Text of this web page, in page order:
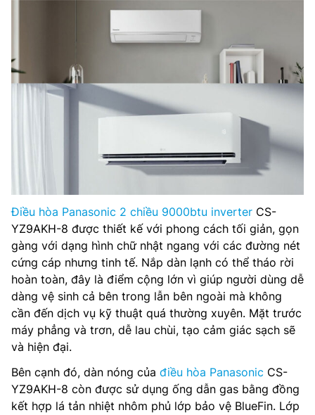
Điều hòa Panasonic 2 chiều 9000btu inverter CS-
YZ9AKH-8 được thiết kế với phong cách tối giản, gọn
gàng với dạng hình chữ nhật ngang với các đường nét
cứng cáp nhưng tinh tế. Nắp dàn lạnh có thể tháo rời
hoàn toàn, đây là điểm cộng lớn vì giúp người dùng dễ
dàng vệ sinh cả bên trong lẫn bên ngoài mà không
cần đến dịch vụ kỹ thuật quá thường xuyên. Mặt trước
máy phẳng và trơn, dễ lau chùi, tạo cảm giác sạch sẽ
và hiện đại.
Bên cạnh đó, dàn nóng của điều hòa Panasonic CS-
YZ9AKH-8 còn được sử dụng ống dẫn gas bằng đồng
kết hợp lá tản nhiệt nhôm phủ lớp bảo vệ BlueFin. Lớp